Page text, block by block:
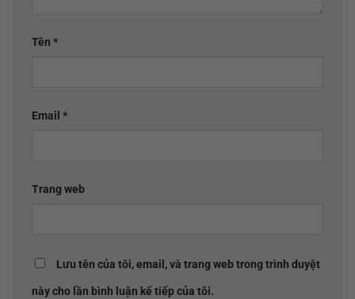
Tên *
Email *
Trang web
Lưu tên của tôi, email, và trang web trong trình duyệt
này cho lần bình luận kế tiếp của tôi.